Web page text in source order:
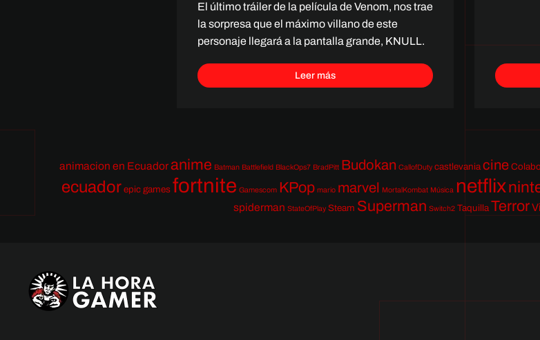
El último tráiler de la película de Venom, nos trae
la sorpresa que el máximo villano de este
personaje llegará a la pantalla grande, KNULL.
Leer más
animacion en Ecuador anime Batman Battlefield BlackOps7 BradPitt Budokan CallofDuty castlevania cine
ecuador epic games fortnite Gamescom KPop mario marvel MortalKombat Música netflix
spiderman StateOfPlay Steam Superman Switch2 Taquilla Terror